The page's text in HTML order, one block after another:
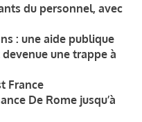
du personnel, avec
: une aide publique
une trappe à
France
De Rome jusqu’à